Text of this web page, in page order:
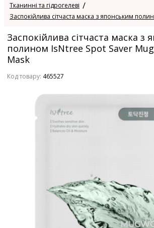
Тканинні та гідрогелеві
Заспокійлива сітчаста маска з японським
Заспокійлива сітчаста маска з
полином IsNtree Spot Saver
Mask
Код товару: 465527